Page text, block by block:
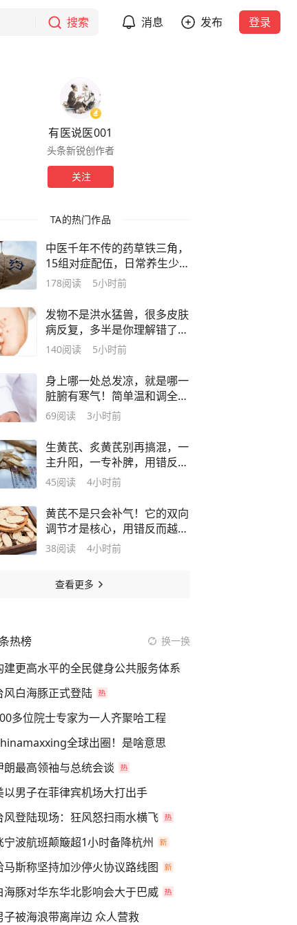
搜索 消息 发布 登录
有医说医001
头条新锐创作者
关注
TA的热门作品
中医千年不传的药草铁三角，
15组对症配伍，日常养生少走
弯路
178阅读 5小时前
发物不是洪水猛兽，很多皮肤
病反复，多半是你理解错了发
物
140阅读 5小时前
身上哪一处总发凉，就是哪一
脏腑有寒气！简单温和调全身
阳气
69阅读 3小时前
生黄芪、炙黄芪别再搞混，一
主升阳，一专补脾，用错反而
越补越累
45阅读 4小时前
黄芪不是只会补气！它的双向
调节才是核心，用错反而越补
越难受
38阅读 4小时前
查看更多
热榜 换一换
建更高水平的全民健身公共服务体系
风白海豚正式登陆
多位院士专家为一人齐聚哈工程
全球出圈！是啥意思
朗最高领袖与总统会谈
以男子在菲律宾机场大打出手
风登陆现场：狂风怒扫雨水横飞
宁波航班颠簸超1小时备降杭州
马斯称坚持加沙停火协议路线图
海豚对华东华北影响会大于巴威
子被海浪带离岸边 众人营救